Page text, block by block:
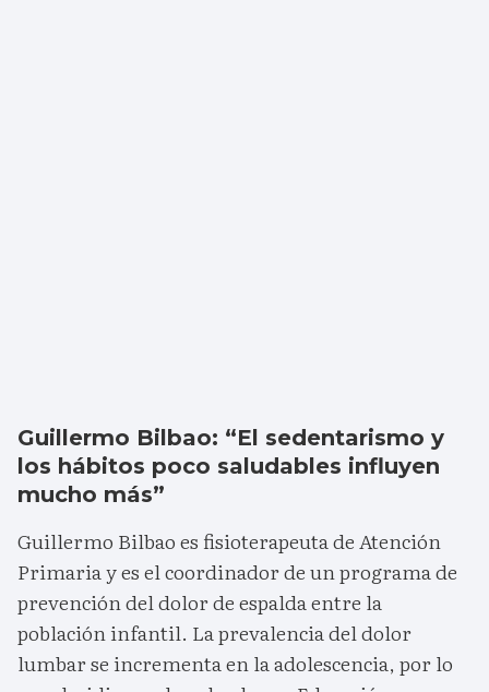
Guillermo Bilbao: “El sedentarismo y
los hábitos poco saludables influyen
mucho más”
Guillermo Bilbao es fisioterapeuta de Atención
Primaria y es el coordinador de un programa de
prevención del dolor de espalda entre la
población infantil. La prevalencia del dolor
lumbar se incrementa en la adolescencia, por lo